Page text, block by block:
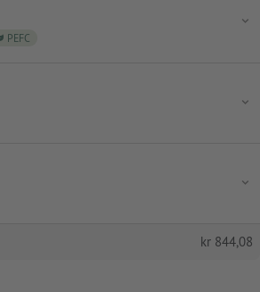
PEFC
kr 844,08